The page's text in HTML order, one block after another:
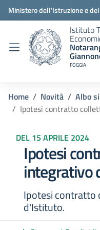
Ministero dell'Istruzione e
Istituto
FOGGIA
Home Novità
Albo
Ipotesi contratto
DEL 15 APRILE 2024
Ipotesi
integrativo
Ipotesi
d'Istituto.